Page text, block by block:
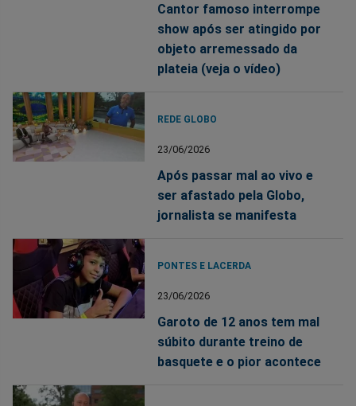
Cantor famoso interrompe
show após ser atingido por
objeto arremessado da
plateia (veja o vídeo)
REDE GLOBO
23/06/2026
Após passar mal ao vivo e
ser afastado pela Globo,
jornalista se manifesta
PONTES E LACERDA
23/06/2026
Garoto de 12 anos tem mal
súbito durante treino de
basquete e o pior acontece